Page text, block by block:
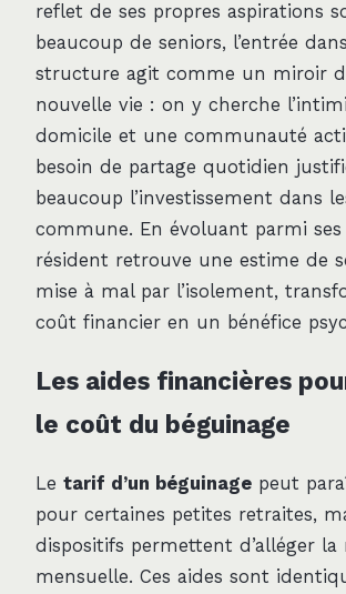
reflet de ses propres aspirations
beaucoup de seniors, l’entrée
structure agit comme un miroir
nouvelle vie : on y cherche
domicile et une communauté
besoin de partage quotidien
beaucoup l’investissement dans
commune. En évoluant parmi ses
résident retrouve une estime de
mise à mal par l’isolement,
coût financier en un bénéfice
Les aides financières
le coût du béguinage
Le tarif d’un béguinage peut
pour certaines petites retraites,
dispositifs permettent d’alléger la
mensuelle. Ces aides sont